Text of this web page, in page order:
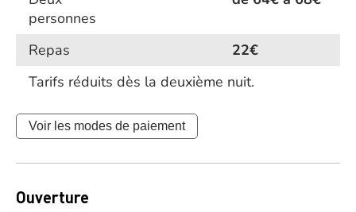
personnes
Repas
22€
Tarifs réduits dès la deuxième nuit.
Voir les modes de paiement
Ouverture